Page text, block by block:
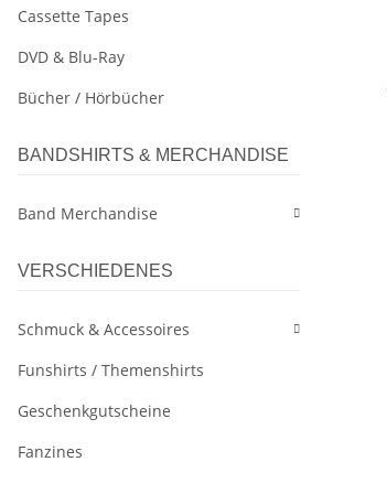
Cassette Tapes
DVD & Blu-Ray
Bücher / Hörbücher
BANDSHIRTS & MERCHANDISE
Band Merchandise
VERSCHIEDENES
Schmuck & Accessoires
Funshirts / Themenshirts
Geschenkgutscheine
Fanzines